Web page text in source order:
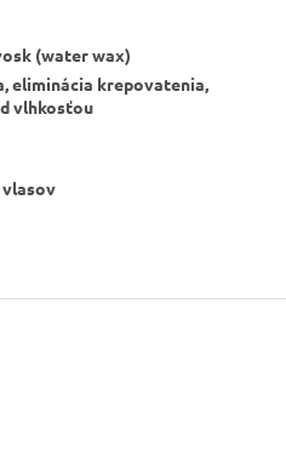
(water wax)
eliminácia krepovatenia,
vlhkosťou